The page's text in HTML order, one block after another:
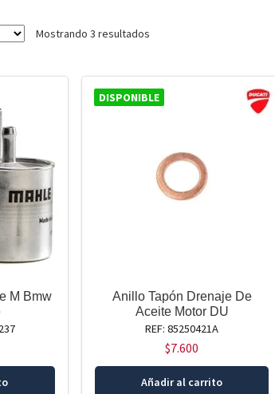
Mostrando 3 resultados
M Bmw
DISPONIBLE
Anillo Tapón Drenaje De
Aceite Motor DU
REF: 85250421A
$7.600
Añadir al carrito